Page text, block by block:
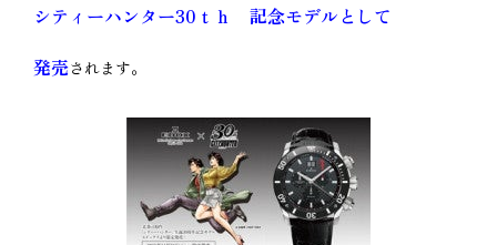
シティーハンター30ｔｈ 記念モデルとして
発売されます。